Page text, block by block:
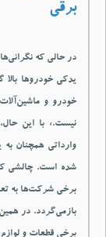
برقی
در حالی که
یدکی خودروها
خودرو و
نیست.» با این
وارداتی همچنان
شده است. چالشی
برخی شرکت‌ها به
بازمی‌گردد. در
برخی قطعات و